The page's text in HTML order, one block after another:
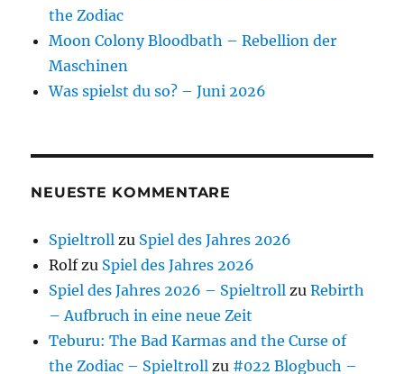
the Zodiac
Moon Colony Bloodbath – Rebellion der
Maschinen
Was spielst du so? – Juni 2026
NEUESTE KOMMENTARE
Spieltroll zu Spiel des Jahres 2026
Rolfzu Spiel des Jahres 2026
Spiel des Jahres 2026 – Spieltroll zuRebirth
– Aufbruch in eine neue Zeit
Teburu: The Bad Karmas and the Curse of
the Zodiac – Spieltroll zu #022 Blogbuch –